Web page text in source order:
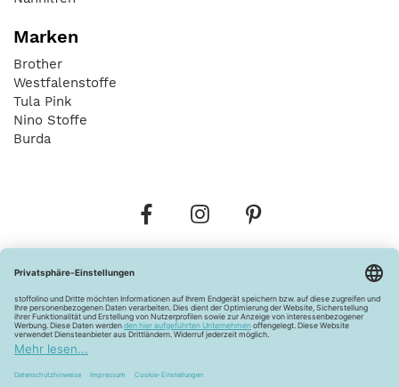
Marken
Brother
Westfalenstoffe
Tula Pink
Nino Stoffe
Burda
Widerrufsbelehrung Vertrag widerrufen
Barrierefreiheitserklärung